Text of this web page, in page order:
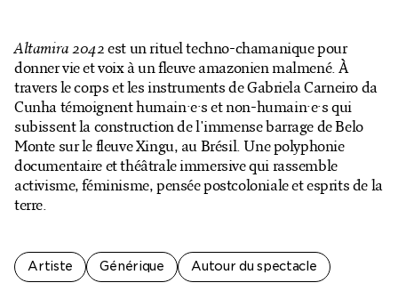
Altamira 2042 est un rituel techno-chamanique pour
donner vie et voix à un fleuve amazonien malmené. À
travers le corps et les instruments de Gabriela Carneiro da
Cunha témoignent humain·e·s et non-humain·e·s qui
subissent la construction de l'immense barrage de Belo
Monte sur le fleuve Xingu, au Brésil. Une polyphonie
documentaire et théâtrale immersive qui rassemble
activisme, féminisme, pensée postcoloniale et esprits de la
terre.
Artiste Générique Autour du spectacle